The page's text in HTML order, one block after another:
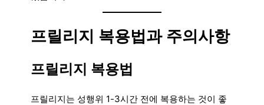
프릴리지 복용법과 주의사항
프릴리지 복용법
프릴리지는 성행위 1-3시간 전에 복용하는 것이 좋